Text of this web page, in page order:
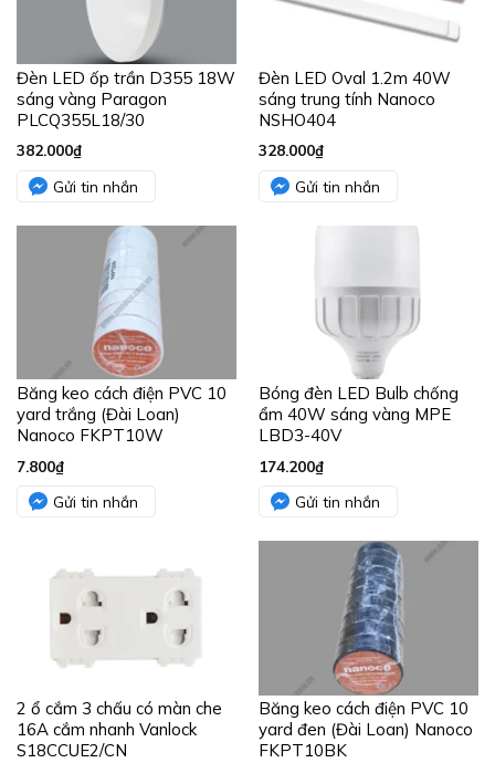
Đèn LED ốp trần D355 18W
sáng vàng Paragon
PLCQ355L18/30
382.000₫
Gửi tin nhắn
Đèn LED Oval 1.2m 40W
sáng trung tính Nanoco
NSHO404
328.000₫
Gửi tin nhắn
Băng keo cách điện PVC 10
yard trắng (Đài Loan)
Nanoco FKPT10W
7.800₫
Gửi tin nhắn
Bóng đèn LED Bulb chống
ẩm 40W sáng vàng MPE
LBD3-40V
174.200₫
Gửi tin nhắn
2 ổ cắm 3 chấu có màn che
16A cắm nhanh Vanlock
S18CCUE2/CN
Băng keo cách điện PVC 10
yard đen (Đài Loan) Nanoco
FKPT10BK